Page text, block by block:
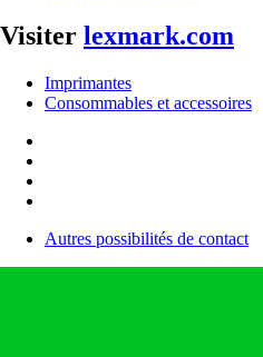
Visiter lexmark.com
Imprimantes
Consommables et accessoires
Autres possibilités de contact